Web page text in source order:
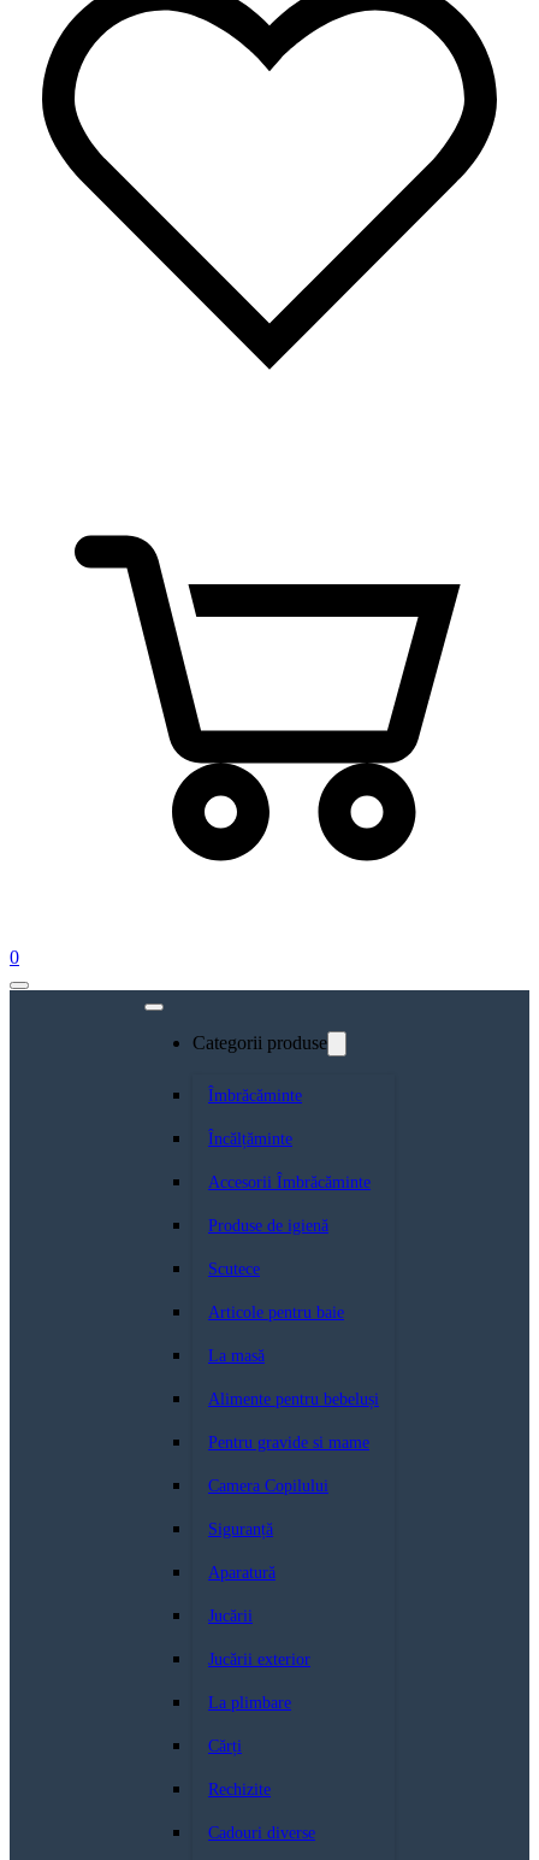
0
Categorii produse
Îmbrăcăminte
Încălțăminte
Accesorii Îmbrăcăminte
Produse de igienă
Scutece
Articole pentru baie
La masă
Alimente pentru bebeluși
Pentru gravide si mame
Camera Copilului
Siguranță
Aparatură
Jucării
Jucării exterior
La plimbare
Cărți
Rechizite
Cadouri diverse